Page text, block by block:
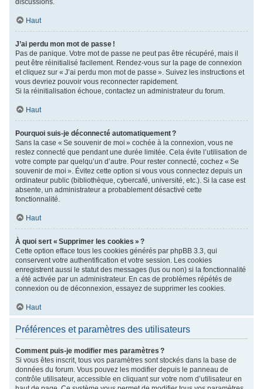
discussions.
Haut
J’ai perdu mon mot de passe !
Pas de panique. Votre mot de passe ne peut pas être récupéré, mais il
peut être réinitialisé facilement. Rendez-vous sur la page de connexion
et cliquez sur « J’ai perdu mon mot de passe ». Suivez les instructions et
vous devriez pouvoir vous reconnecter rapidement.
Si la réinitialisation échoue, contactez un administrateur du forum.
Haut
Pourquoi suis-je déconnecté automatiquement ?
Sans la case « Se souvenir de moi » cochée à la connexion, vous ne
restez connecté que pendant une durée limitée. Cela évite l’utilisation de
votre compte par quelqu’un d’autre. Pour rester connecté, cochez « Se
souvenir de moi ». Évitez cette option si vous vous connectez depuis un
ordinateur public (bibliothèque, cybercafé, université, etc.). Si la case est
absente, un administrateur a probablement désactivé cette
fonctionnalité.
Haut
À quoi sert « Supprimer les cookies » ?
Cette option efface tous les cookies générés par phpBB 3.3, qui
conservent votre authentification et votre session. Les cookies
enregistrent aussi le statut des messages (lus ou non) si la fonctionnalité
a été activée par un administrateur. En cas de problèmes répétés de
connexion ou de déconnexion, essayez de supprimer les cookies.
Haut
Préférences et paramètres des utilisateurs
Comment puis-je modifier mes paramètres ?
Si vous êtes inscrit, tous vos paramètres sont stockés dans la base de
données du forum. Vous pouvez les modifier depuis le panneau de
contrôle utilisateur, accessible en cliquant sur votre nom d’utilisateur en